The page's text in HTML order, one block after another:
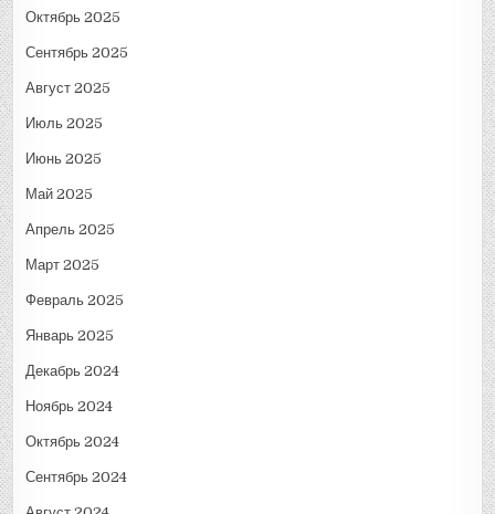
Октябрь 2025
Сентябрь 2025
Август 2025
Июль 2025
Июнь 2025
Май 2025
Апрель 2025
Март 2025
Февраль 2025
Январь 2025
Декабрь 2024
Ноябрь 2024
Октябрь 2024
Сентябрь 2024